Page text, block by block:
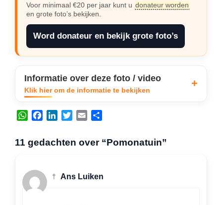
Voor minimaal €20 per jaar kunt u donateur worden
en grote foto’s bekijken.
Word donateur en bekijk grote foto’s
Informatie over deze foto / video
Klik hier om de informatie te bekijken
W
t
A
p
p
c
e
o
k
n
k
t
r
i
l
11 gedachten over “Pomonatuin”
† Ans Luiken